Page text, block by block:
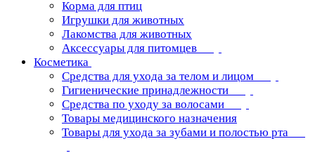
Корма для птиц
Игрушки для животных
Лакомства для животных
Аксессуары для питомцев
Косметика
Средства для ухода за телом и лицом
Гигиенические принадлежности
Средства по уходу за волосами
Товары медицинского назначения
Товары для ухода за зубами и полостью рта